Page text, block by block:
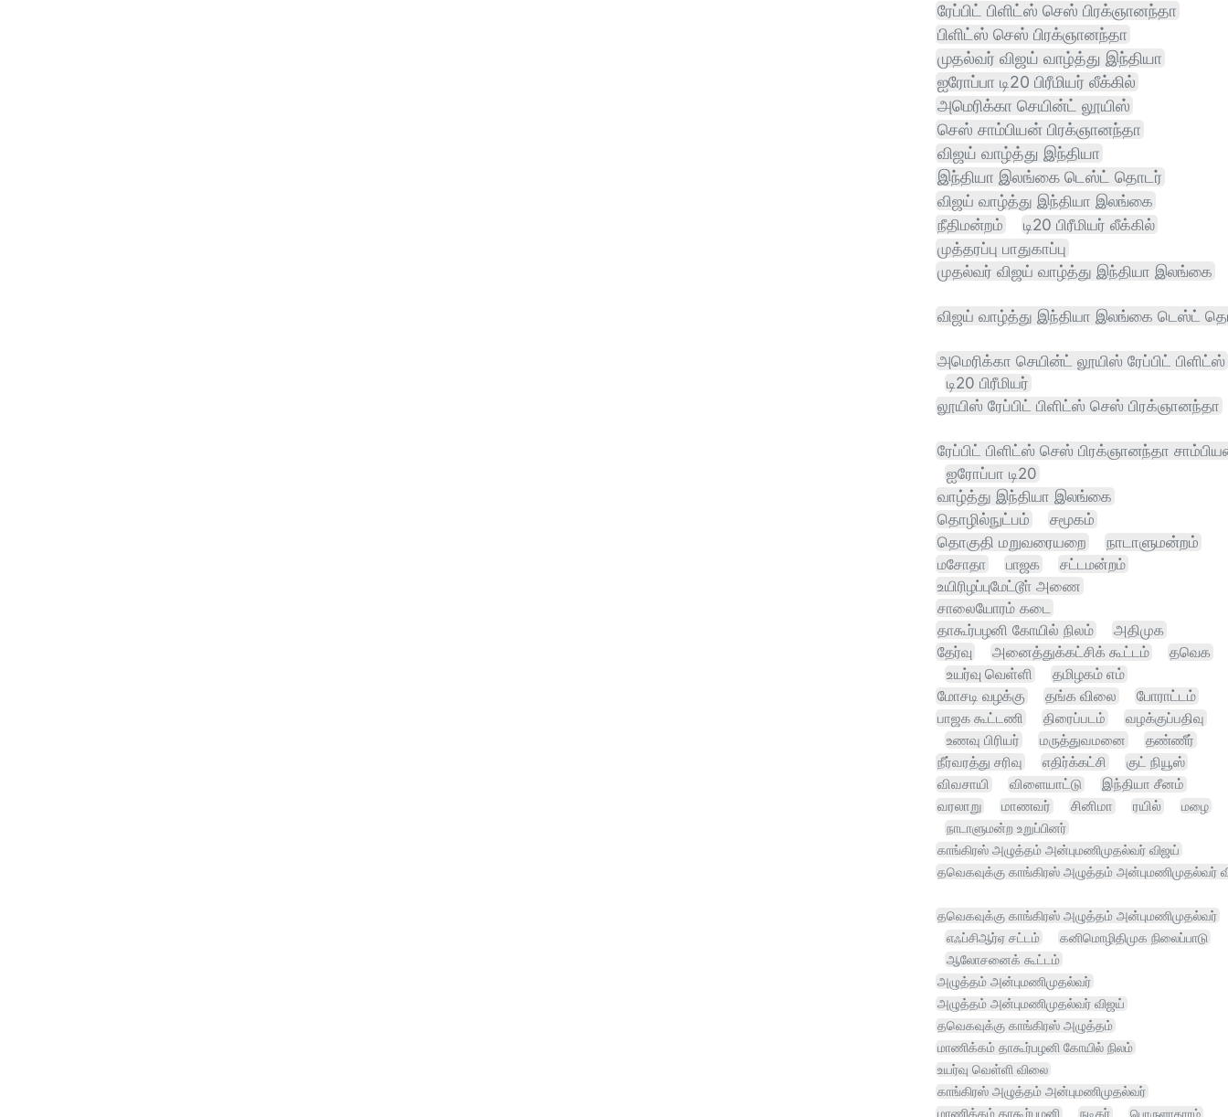
ரேப்பிட் பிளிட்ஸ் செஸ் பிரக்ஞானந்தா
பிளிட்ஸ் செஸ் பிரக்ஞானந்தா
முதல்வர் விஜய் வாழ்த்து இந்தியா
ஐரோப்பா டி20 பிரீமியர் லீக்கில்
அமெரிக்கா செயின்ட் லூயிஸ்
செஸ் சாம்பியன் பிரக்ஞானந்தா
விஜய் வாழ்த்து இந்தியா
இந்தியா இலங்கை டெஸ்ட் தொடர்
விஜய் வாழ்த்து இந்தியா இலங்கை
நீதிமன்றம்
டி20 பிரீமியர் லீக்கில்
முத்தரப்பு பாதுகாப்பு
முதல்வர் விஜய் வாழ்த்து இந்தியா இலங்கை
விஜய் வாழ்த்து இந்தியா இலங்கை டெஸ்ட்
அமெரிக்கா செயின்ட் லூயிஸ் ரேப்பிட் பிளிட்ஸ்
டி20 பிரீமியர்
லூயிஸ் ரேப்பிட் பிளிட்ஸ் செஸ் பிரக்ஞானந்தா
ரேப்பிட் பிளிட்ஸ் செஸ் பிரக்ஞானந்தா
ஐரோப்பா டி20
வாழ்த்து இந்தியா இலங்கை
தொழில்நுட்பம்
சமூகம்
தொகுதி மறுவரையறை
நாடாளுமன்றம்
மசோதா
பாஜக
சட்டமன்றம்
உயிரிழப்புமேட்டூா் அணை
சாலையோரம் கடை
தாகூர்பழனி கோயில் நிலம்
அதிமுக
தேர்வு
அனைத்துக்கட்சிக் கூட்டம்
தவெக
உயர்வு வெள்ளி
தமிழகம் எம்
மோசடி வழக்கு
தங்க விலை
போராட்டம்
பாஜக கூட்டணி
திரைப்படம்
வழக்குப்பதிவு
உணவு பிரியர்
மருத்துவமனை
தண்ணீர்
நீர்வரத்து சரிவு
எதிர்க்கட்சி குட் நியூஸ்
விவசாயி விளையாட்டு
இந்தியா சீனம்
வரலாறு
மாணவர் சினிமா ரயில்
மழை
நாடாளுமன்ற உறுப்பினர்
காங்கிரஸ் அழுத்தம் அன்புமணிமுதல்வர் விஜய்
தவெகவுக்கு காங்கிரஸ் அழுத்தம் அன்புமணிமுதல்வர்
தவெகவுக்கு காங்கிரஸ் அழுத்தம் அன்புமணிமுதல்வர்
எஃப்சிஆர்ஏ சட்டம்
கனிமொழிதிமுக நிலைப்பாடு
ஆலோசனைக் கூட்டம்
அழுத்தம் அன்புமணிமுதல்வர்
அழுத்தம் அன்புமணிமுதல்வர் விஜய்
தவெகவுக்கு காங்கிரஸ் அழுத்தம்
மாணிக்கம் தாகூர்பழனி கோயில் நிலம்
உயர்வு வெள்ளி விலை
காங்கிரஸ் அழுத்தம் அன்புமணிமுதல்வர்
மாணிக்கம் தாகூர்பழனி
நடிகர் பொருளாதாரம்